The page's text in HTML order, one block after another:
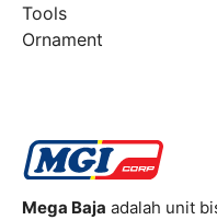
Tools
Ornament
Mega Baja adalah unit